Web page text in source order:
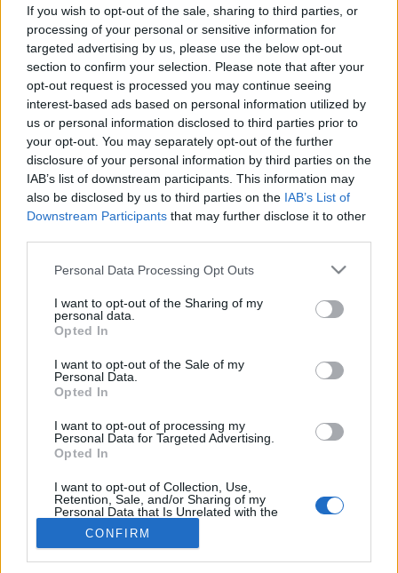
If you wish to opt-out of the sale, sharing to third parties, or
processing of your personal or sensitive information for
targeted advertising by us, please use the below opt-out
section to confirm your selection. Please note that after your
opt-out request is processed you may continue seeing
interest-based ads based on personal information utilized by
us or personal information disclosed to third parties prior to
your opt-out. You may separately opt-out of the further
disclosure of your personal information by third parties on the
IAB’s list of downstream participants. This information may
also be disclosed by us to third parties on the IAB’s List of
Downstream Participants that may further disclose it to other
Please note that this website/app uses one or more Google
not limited to your visit or usage behaviour. You may click to
grant or deny consent to Google and its third-party tags to
use your data for below specified purposes in below Google
consent section.
Personal Data Processing Opt Outs
I want to opt-out of the Sharing of my
personal data.
Opted In
I want to opt-out of the Sale of my
Personal Data.
Opted In
I want to opt-out of processing my
Personal Data for Targeted Advertising.
Opted In
I want to opt-out of Collection, Use,
Retention, Sale, and/or Sharing of my
Personal Data that Is Unrelated with the
Purposes for which it was collected.
Opted Out
CONFIRM
Betegségek
2021. április 21. 06:10